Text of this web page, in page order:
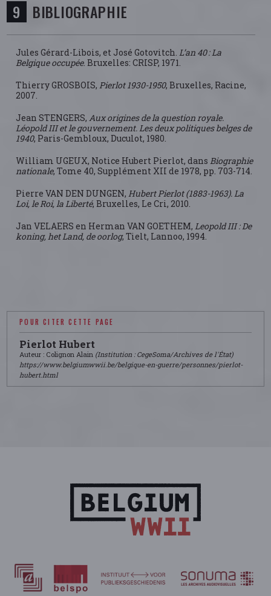
BIBLIOGRAPHIE
Jules Gérard-Libois, et José Gotovitch. L’an 40 : La
Belgique occupée. Bruxelles: CRISP, 1971.
Thierry GROSBOIS,Pierlot 1930-1950, Bruxelles, Racine,
2007.
Jean STENGERS,Aux origines de la question royale.
Léopold III et le gouvernement. Les deux politiques belges de
1940, Paris-Gembloux, Duculot, 1980.
William UGEUX, Notice Hubert Pierlot, dansBiographie
nationale, Tome 40, Supplément XII de 1978, pp. 703-714.
Pierre VAN DEN DUNGEN,Hubert Pierlot (1883-1963). La
Loi, le Roi, la Liberté, Bruxelles, Le Cri, 2010.
Jan VELAERS en Herman VAN GOETHEM,Leopold III : De
koning, het Land, de oorlog, Tielt, Lannoo, 1994.
POUR CITER CETTE PAGE
Pierlot Hubert
Auteur : Colignon Alain (Institution : CegeSoma/Archives de l'État)
https://www.belgiumwwii.be/belgique-en-guerre/personnes/pierlot-
hubert.html